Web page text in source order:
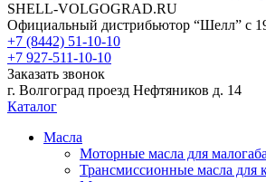
SHELL-VOLGOGRAD.RU
Официальный дистрибьютор “Шелл” с
+7 (8442) 51-10-10
+7 927-511-10-10
Заказать звонок
г. Волгоград проезд Нефтяников д. 14
Каталог
Масла
Моторные масла для
Трансмиссионные масла для